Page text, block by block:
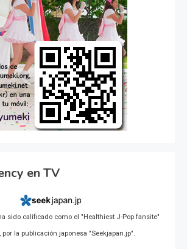
en TV
sido calificado como el "Healthiest J-Pop fansite"
por la publicación japonesa "Seekjapan.jp".